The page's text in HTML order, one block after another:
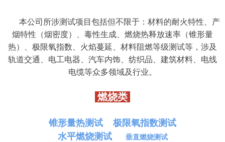
本公司所涉测试项目包括但不限于：材料的耐火特性、产
烟特性（烟密度）、毒性生成、燃烧热释放速率（锥形量
热）、极限氧指数、火焰蔓延、材料阻燃等级测试等，涉及
轨道交通、电工电器、汽车内饰、纺织品、建筑材料、电线
电缆等众多领域及行业。
燃烧类
锥形量热测试
极限氧指数测试
水平燃烧测试
垂直燃烧测试